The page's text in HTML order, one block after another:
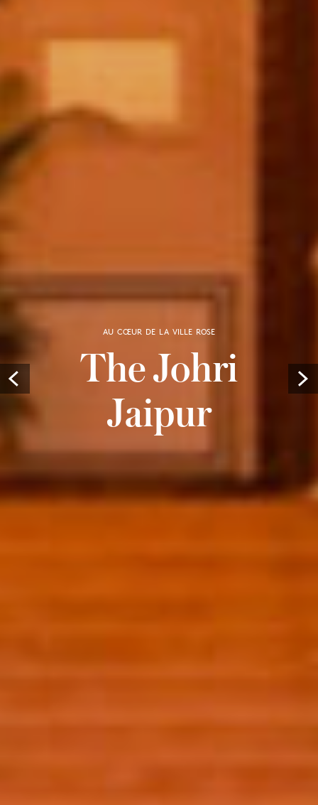
AU CŒUR DE LA VILLE ROSE
The Johri
Jaipur